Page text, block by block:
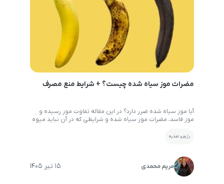
مضرات موز سیاه شده چیست؟ + شرایط منع مصرف
آیا موز سیاه شده ضرر دارد؟ در این مقاله تفاوت موز رسیده و
موز فاسد، مضرات موز سیاه شده و شرایطی که در آن نباید میوه
تصور بسیاری از افراد، سیاه شدن موز همیشه به معنای فاسد
رژیم و تغذیه
مریم محمدی 15 تیر 1405